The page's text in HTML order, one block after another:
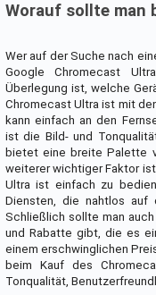
Worauf sollte man
Wer auf der Suche nach
Google Chromecast
Überlegung ist, welche
Chromecast Ultra ist mit
kann einfach an den
ist die Bild- und
bietet eine breite Palette
weiterer wichtiger Faktor
Ultra ist einfach zu
Diensten, die nahtlos auf
Schließlich sollte man
und Rabatte gibt, die es
einem erschwinglichen
beim Kauf des
Tonqualität,